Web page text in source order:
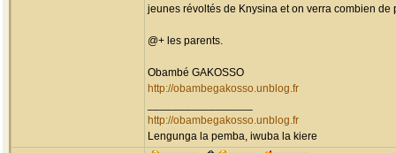
jeunes révoltés de Knysina et on verra combien
@+ les parents.
Obambé GAKOSSO
http://obambegakosso.unblog.fr
http://obambegakosso.unblog.fr
Lengunga la pemba, iwuba la kiere